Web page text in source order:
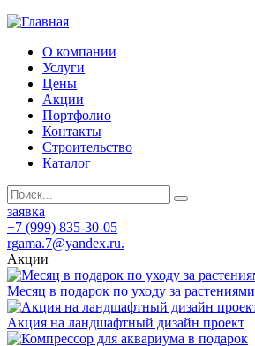
О компании
Услуги
Цены
Акции
Портфолио
Контакты
Строительство
Каталог
заявка
+7 (999) 835-30-05
rgama.7@yandex.ru.
Акции
Месяц в подарок по уходу за растениями
Акция на ландшафтный дизайн проект